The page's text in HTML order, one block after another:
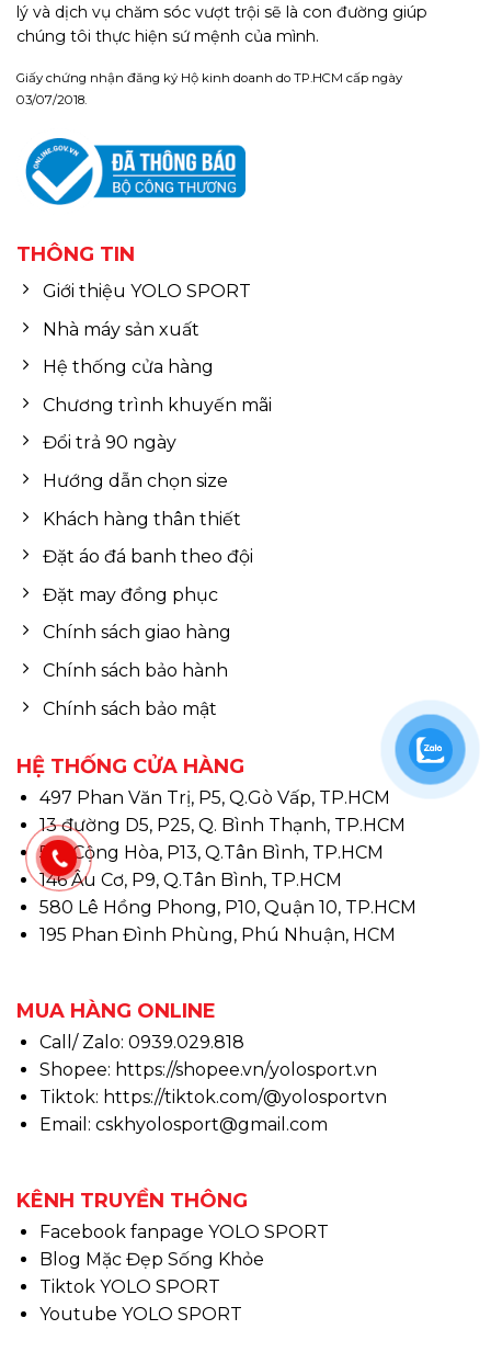
lý và dịch vụ chăm sóc vượt trội sẽ là con đường giúp
chúng tôi thực hiện sứ mệnh của mình.
Giấy chứng nhận đăng ký Hộ kinh doanh do TP.HCM cấp ngày
03/07/2018.
THÔNG TIN
Giới thiệu YOLO SPORT
Nhà máy sản xuất
Hệ thống cửa hàng
Chương trình khuyến mãi
Đổi trả 90 ngày
Hướng dẫn chọn size
Khách hàng thân thiết
Đặt áo đá banh theo đội
Đặt may đồng phục
Chính sách giao hàng
Chính sách bảo hành
Chính sách bảo mật
HỆ THỐNG CỬA HÀNG
497 Phan Văn Trị, P5, Q.Gò Vấp, TP.HCM
13 đường D5, P25, Q. Bình Thạnh, TP.HCM
510 Cộng Hòa, P13, Q.Tân Bình, TP.HCM
146 Âu Cơ, P9, Q.Tân Bình, TP.HCM
580 Lê Hồng Phong, P10, Quận 10, TP.HCM
195 Phan Đình Phùng, Phú Nhuận, HCM
MUA HÀNG ONLINE
Call/ Zalo: 0939.029.818
Shopee: https://shopee.vn/yolosport.vn
Tiktok: https://tiktok.com/@yolosportvn
Email: cskhyolosport@gmail.com
KÊNH TRUYỀN THÔNG
Facebook fanpage YOLO SPORT
Blog Mặc Đẹp Sống Khỏe
Tiktok YOLO SPORT
Youtube YOLO SPORT